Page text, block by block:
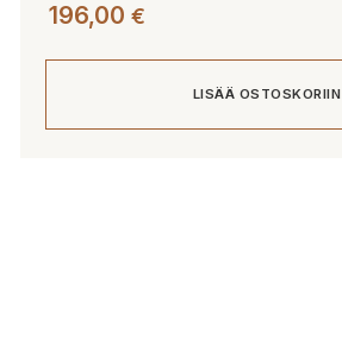
196,00 €
LISÄÄ OSTOSKORIIN